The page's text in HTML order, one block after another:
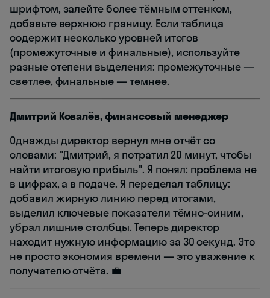
шрифтом, залейте более тёмным оттенком,
добавьте верхнюю границу. Если таблица
содержит несколько уровней итогов
(промежуточные и финальные), используйте
разные степени выделения: промежуточные —
светлее, финальные — темнее.
Дмитрий Ковалёв, финансовый менеджер
Однажды директор вернул мне отчёт со
словами: "Дмитрий, я потратил 20 минут, чтобы
найти итоговую прибыль". Я понял: проблема не
в цифрах, а в подаче. Я переделал таблицу:
добавил жирную линию перед итогами,
выделил ключевые показатели тёмно-синим,
убрал лишние столбцы. Теперь директор
находит нужную информацию за 30 секунд. Это
не просто экономия времени — это уважение к
получателю отчёта. 💼